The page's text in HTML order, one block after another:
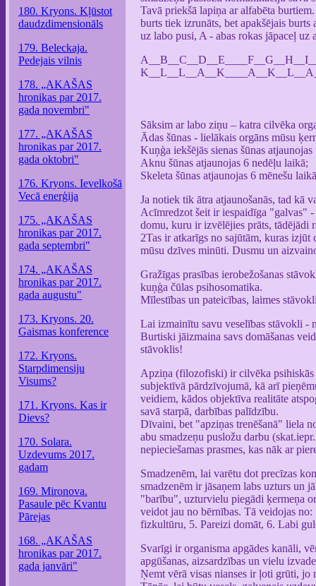
180. Kryons. Kļūstot
daudzdimensionāls
179. Beleckaja.
Pedejais vilnis
178. „AKAŠAS
hronikas par 2017.
gada novembri"
177. „AKAŠAS
hronikas par 2017.
gada oktobri"
176. Kryons. Ievelkošā
Vecā enerģija
175. „AKAŠAS
hronikas par 2017.
gada septembri"
174. „AKAŠAS
hronikas par 2017.
gada augustu"
173. Kryons. 20.
Gaismas konference
172. Kryons.
Starpdimensiju
Visums?
171. Kryons. Kas ir
Dievs?
170. Solara.
Uzdevums 2017.
gadam
169. Mironova.
Pasaule pēc Kvantu
Pārejas
168. „AKAŠAS
hronikas par 2017.
gada janvāri"
Tavā priekšā lapiņa ar alfabēta
burts tiek izrunāts, bet apakšējais
uz labo pusi, A - abas rokas jāpaceļ
Sāksim ar labo ziņu – katra cilvēka
Ādas šūnas - lielākais orgāns mūsu
Kuņģa iekšējās sienas šūnas
Aknu šūnas atjaunojas 6 nedēļu laikā;
Skeleta šūnas atjaunojas 6 mēnešu
Ja notiek tik ātra atjaunošanās, tad kā
Acīmredzot šeit ir iespaidīga "galvas"
domu, kuru ir izvēlējies prāts, tādējādi
2Tas ir atkarīgs no sajūtām, kuras
mūsu dzīves minūti. Dusmu un
Gražīgas prasības ierobežošanas
kuņģa čūlas psihosomatika.
Mīlestības un pateicības, laimes
Lai izmainītu savu veselības stāvokli -
Burtiski jāizmaina savs domāšanas
stāvoklis!
Apziņa (filozofiski) ir cilvēka psihiskās
subjektīvā pārdzīvojumā, kā arī
veidiem, kādos objektīva realitāte
savā starpā, darbības palīdzību.
Dīvaini, bet "apziņas trenēšanā" liela
abu smadzeņu pusložu darbu
nepieciešamas prasmes, kas nāk ar
Smadzenēm, lai varētu dot precīzas
smadzenēm ir jāsaņem labs uzturs un
"barību", uzturvielu piegādi ķermeņa
veidot jau no bērnības. Tā veidojas
fizkultūru, 5. Pareizi domāt, 6. Labi
Svarīgi ir organisma apgādes kanāli,
apgūšanas, aizsardzības un vielu
Ņemt vērā visas nianses ir ļoti grūti, jo